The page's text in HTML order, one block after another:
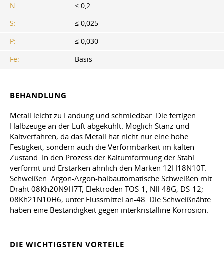
N:
≤ 0,2
S:
≤ 0,025
P:
≤ 0,030
Fe:
Basis
BEHANDLUNG
Metall leicht zu Landung und schmiedbar. Die fertigen
Halbzeuge an der Luft abgekühlt. Möglich Stanz-und
Kaltverfahren, da das Metall hat nicht nur eine hohe
Festigkeit, sondern auch die Verformbarkeit im kalten
Zustand. In den Prozess der Kaltumformung der Stahl
verformt und Erstarken ähnlich den Marken 12H18N10T.
Schweißen: Argon-Argon-halbautomatische Schweißen mit
Draht 08Kh20N9H7T, Elektroden TOS-1, NII-48G, DS-12;
08Kh21N10H6; unter Flussmittel an-48. Die Schweißnähte
haben eine Beständigkeit gegen interkristalline Korrosion.
DIE WICHTIGSTEN VORTEILE